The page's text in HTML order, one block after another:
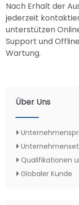
Nach Erhalt der
jederzeit
unterstützen
Support und
Wartung.
Über Uns
Qualifikationen
Globaler Kunde